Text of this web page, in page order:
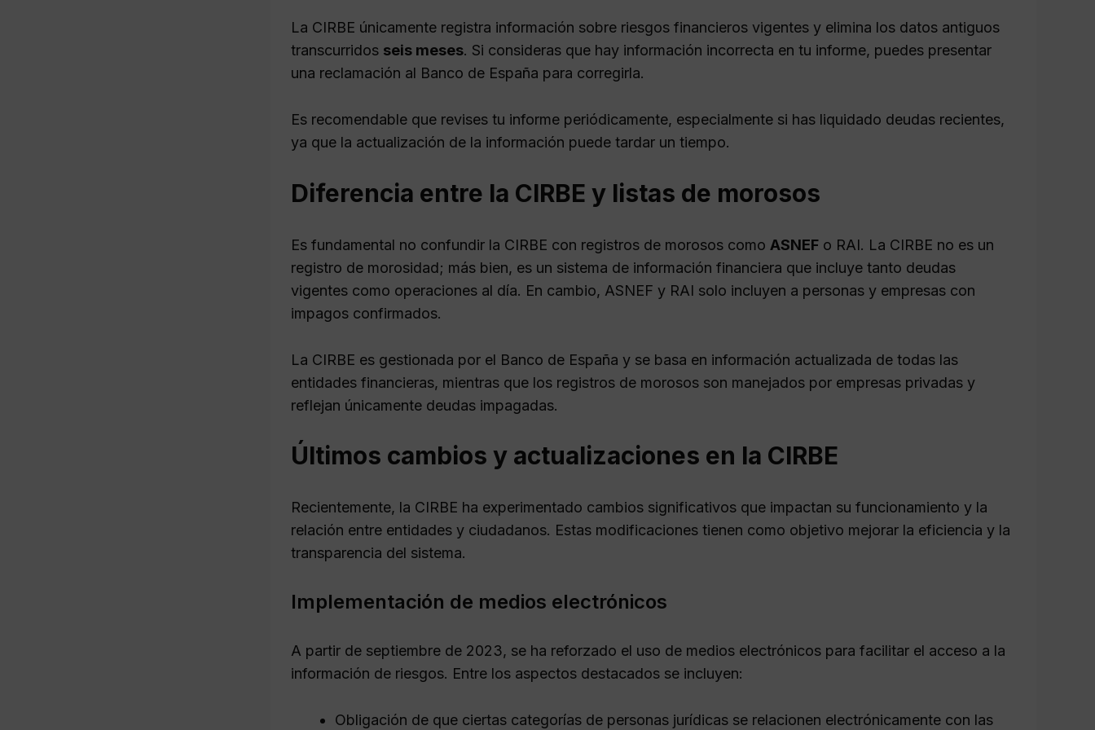
La CIRBE únicamente registra información sobre riesgos financieros vigentes y elimina los datos antiguos
transcurridos seis meses. Si consideras que hay información incorrecta en tu informe, puedes presentar
una reclamación al Banco de España para corregirla.
Es recomendable que revises tu informe periódicamente, especialmente si has liquidado deudas recientes,
ya que la actualización de la información puede tardar un tiempo.
Diferencia entre la CIRBE y listas de morosos
Es fundamental no confundir la CIRBE con registros de morosos como ASNEF o RAI. La CIRBE no es un
registro de morosidad; más bien, es un sistema de información financiera que incluye tanto deudas
vigentes como operaciones al día. En cambio, ASNEF y RAI solo incluyen a personas y empresas con
impagos confirmados.
La CIRBE es gestionada por el Banco de España y se basa en información actualizada de todas las
entidades financieras, mientras que los registros de morosos son manejados por empresas privadas y
reflejan únicamente deudas impagadas.
Últimos cambios y actualizaciones en la CIRBE
Recientemente, la CIRBE ha experimentado cambios significativos que impactan su funcionamiento y la
relación entre entidades y ciudadanos. Estas modificaciones tienen como objetivo mejorar la eficiencia y la
transparencia del sistema.
Implementación de medios electrónicos
A partir de septiembre de 2023, se ha reforzado el uso de medios electrónicos para facilitar el acceso a la
información de riesgos. Entre los aspectos destacados se incluyen:
Obligación de que ciertas categorías de personas jurídicas se relacionen electrónicamente con las